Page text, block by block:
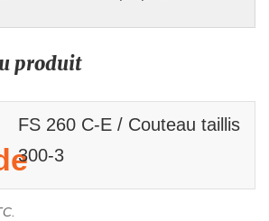
produit
FS 260 C-E / Couteau taillis
300-3